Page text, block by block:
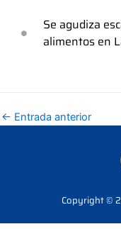
Se agudiza
alimentos en
← Entrada anterior
Copyright ©